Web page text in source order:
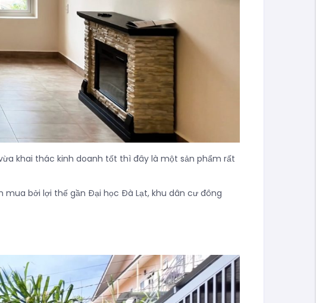
khai thác kinh doanh tốt thì đây là một sản phẩm rất
bởi lợi thế gần Đại học Đà Lạt, khu dân cư đông